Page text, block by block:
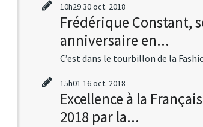
10h2930oct. 2018
Frédérique Constant,
anniversaire en...
C’est dans le tourbillon de la
15h01 16oct. 2018
Excellence à la
2018 par la...